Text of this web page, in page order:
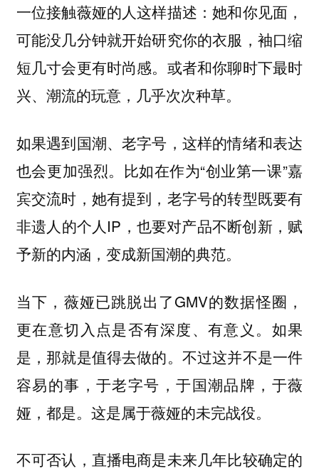
一位接触薇娅的人这样描述：她和你见面，
可能没几分钟就开始研究你的衣服，袖口缩
短几寸会更有时尚感。或者和你聊时下最时
兴、潮流的玩意，几乎次次种草。
如果遇到国潮、老字号，这样的情绪和表达
也会更加强烈。比如在作为“创业第一课”嘉
宾交流时，她有提到，老字号的转型既要有
非遗人的个人IP，也要对产品不断创新，赋
予新的内涵，变成新国潮的典范。
当下，薇娅已跳脱出了GMV的数据怪圈，
更在意切入点是否有深度、有意义。如果
是，那就是值得去做的。不过这并不是一件
容易的事，于老字号，于国潮品牌，于薇
娅，都是。这是属于薇娅的未完战役。
不可否认，直播电商是未来几年比较确定的